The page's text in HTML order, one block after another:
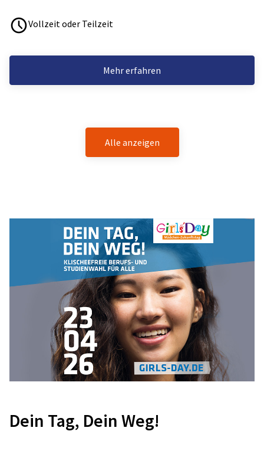
Vollzeit oder Teilzeit
Mehr erfahren
Alle anzeigen
12623 Berlin Mahlsdorf Festanstellung Vollzeit
🚛 Dein Kiez, Dein LKW, Dein Job!
Berlin schläft nie, aber ohne Dich würde die Stadt im Chaos
versinken. Wir suchen einen echten LKW-Fahrer, der Bock
hat, die Hauptstadt sauber zu halten. Du fährst nicht nur
irgendeinen Truck – Du steuerst ein echtes Kraftpaket durch
die Berliner Straßen.
Dein Tag, Dein Weg!